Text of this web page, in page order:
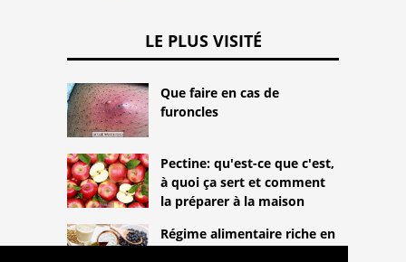
LE PLUS VISITÉ
Que faire en cas de
furoncles
Pectine: qu'est-ce que c'est,
à quoi ça sert et comment
la préparer à la maison
Régime alimentaire riche en